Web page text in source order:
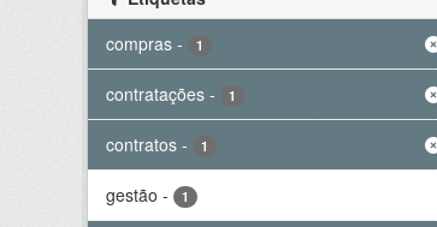
compras - 1
contratações - 1
contratos - 1
gestão - 1